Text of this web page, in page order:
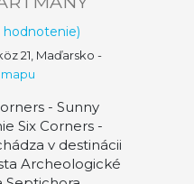
hodnotenie)
21, Maďarsko -
- Sunny
Six Corners -
v destinácii
Archeologické